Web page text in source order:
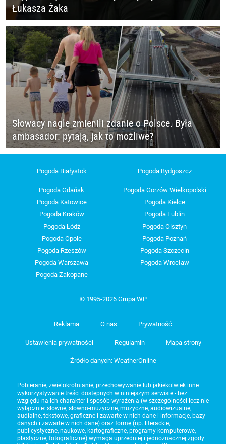
Łukasza Żaka
Słowacy nagle zmienili zdanie o Polsce. Była
ambasador: pytają, jak to możliwe?
Pogoda Białystok Pogoda Bydgoszcz
Pogoda Gdańsk
Pogoda Gorzów Wielkopolski
Pogoda Katowice
Pogoda Kielce
Pogoda Kraków
Pogoda Lublin
Pogoda Łódź
Pogoda Olsztyn
Pogoda Opole
Pogoda Poznań
Pogoda Rzeszów
Pogoda Szczecin
Pogoda Warszawa
Pogoda Wrocław
Pogoda Zakopane
© 1995-2026 Grupa WP
Reklama O nas Prywatność
Ustawienia prywatności Regulamin Mapa strony
Źródło danych: WeatherOnline
Pobieranie, zwielokrotnianie, przechowywanie lub jakiekolwiek inne
wykorzystywanie treści dostępnych w niniejszym serwisie - bez
względu na ich charakter i sposób wyrażenia (w szczególności lecz nie
wyłącznie: słowne, słowno-muzyczne, muzyczne, audiowizualne,
audialne, tekstowe, graficzne i zawarte w nich dane i informacje, bazy
danych i zawarte w nich dane) oraz formę (np. literackie,
publicystyczne, naukowe, kartograficzne, programy komputerowe,
plastyczne, fotograficzne) wymaga uprzedniej i jednoznacznej zgody